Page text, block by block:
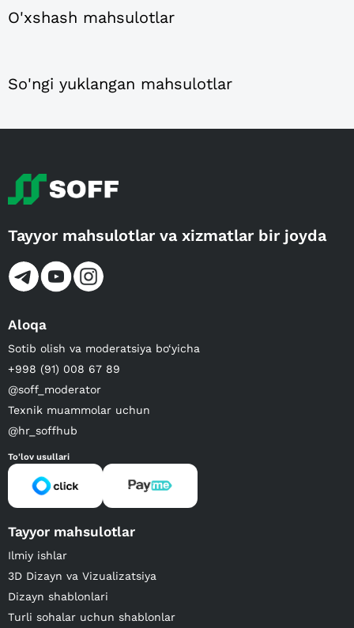
O'xshash mahsulotlar
So'ngi yuklangan mahsulotlar
Tayyor mahsulotlar va xizmatlar bir joyda
Aloqa
Sotib olish va moderatsiya bo‘yicha
+998 (91) 008 67 89
@soff_moderator
Texnik muammolar uchun
@hr_soffhub
To'lov usullari
Tayyor mahsulotlar
Ilmiy ishlar
3D Dizayn va Vizualizatsiya
Dizayn shablonlari
Turli sohalar uchun shablonlar